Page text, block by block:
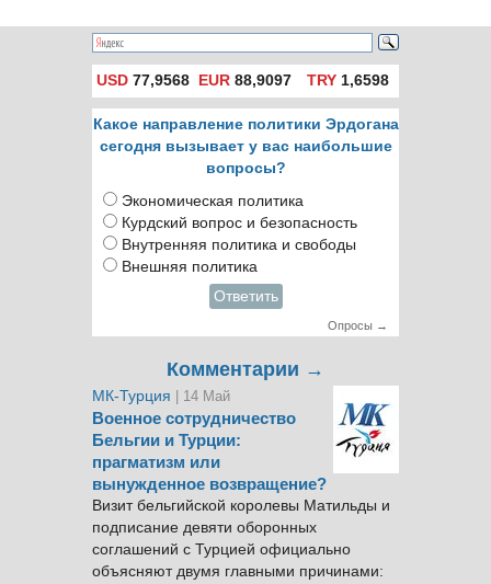
USD 77,9568 EUR 88,9097 TRY1,6598
Какое направление политики Эрдогана
сегодня вызывает у вас наибольшие
вопросы?
Экономическая политика
Курдский вопрос и безопасность
Внутренняя политика и свободы
Внешняя политика
Ответить
Опросы →
Комментарии →
МК-Турция | 14 Май
Военное сотрудничество
Бельгии и Турции:
прагматизм или
вынужденное возвращение?
Визит бельгийской королевы Матильды и
подписание девяти оборонных
соглашений с Турцией официально
объясняют двумя главными причинами: